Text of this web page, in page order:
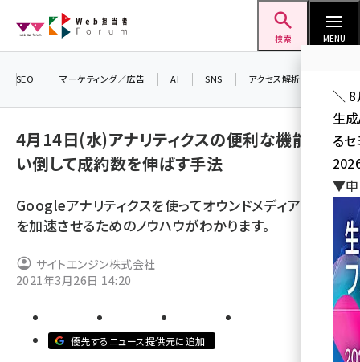
ン
検索 MENU
ai (2820)
note (2322)
z世代 (1629)
SEO マーケティング／広告 AI SNS アクセス解析／データ分析
4月14日(水)アナリティクスの便利な機能を使
い倒して成約数を伸ばす手法
Googleアナリティクスを使ってオウンドメディアの成長
を加速させるためのノウハウがわかります。
サイトエンジン株式会社
2021年3月26日 14:20
優先するニュース提供元に追加
＼ 8
生
る
▼申